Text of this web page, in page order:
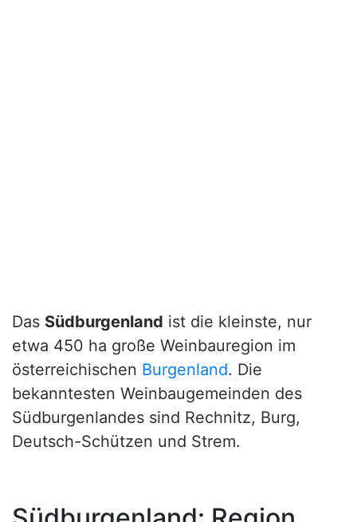
Das Südburgenland ist die kleinste, nur
etwa 450 ha große Weinbauregion im
österreichischen Burgenland. Die
bekanntesten Weinbaugemeinden des
Südburgenlandes sind Rechnitz, Burg,
Deutsch-Schützen und Strem.